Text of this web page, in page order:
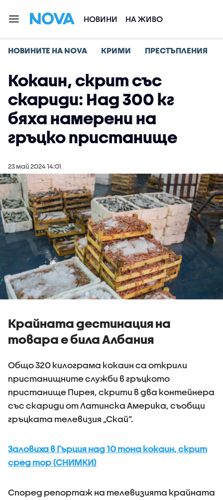
НОВИНИ НА ЖИВО
НОВИНИТЕ НА NOVA КРИМИ ПРЕСТЪПЛЕНИЯ
Кокаин, скрит със
скариди: Над 300 кг
бяха намерени на
гръцко пристанище
23 май 2024 14:01
Крайната дестинация на
товара е била Албания
Общо 320 килограма кокаин са открили
пристанищните служби в гръцкото
пристанище Пирея, скрити в два контейнера
със скариди от Латинска Америка, съобщи
гръцката телевизия „Скай”.
Заловиха в Гърция над 10 тона кокаин, скрит
сред тор (СНИМКИ)
Според репортаж на телевизията крайната